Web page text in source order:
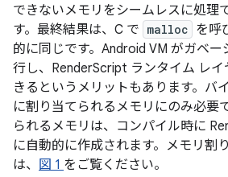
できないメモリをシームレスに処理
す。最終結果は、C で malloc を呼
的に同じです。Android VM がガベ
行し、RenderScript ランタイム レ
きるというメリットもあります。バ
に割り当てられるメモリにのみ必要
られるメモリは、コンパイル時に
に自動的に作成されます。メモリ割
は、 図 1 をご覧ください。